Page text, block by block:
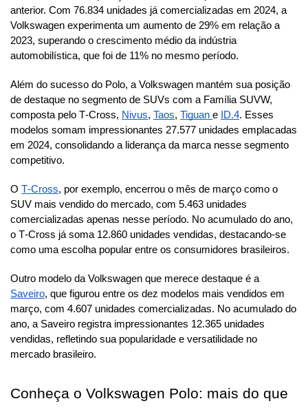
anterior. Com 76.834 unidades já comercializadas em 2024, a
Volkswagen experimenta um aumento de 29% em relação a
2023, superando o crescimento médio da indústria
automobilística, que foi de 11% no mesmo período.
Além do sucesso do Polo, a Volkswagen mantém sua posição
de destaque no segmento de SUVs com a Família SUVW,
composta pelo T‑Cross, Nivus, Taos, Tiguan e ID.4. Esses
modelos somam impressionantes 27.577 unidades emplacadas
em 2024, consolidando a liderança da marca nesse segmento
competitivo.
O T‑Cross, por exemplo, encerrou o mês de março como o
SUV mais vendido do mercado, com 5.463 unidades
comercializadas apenas nesse período. No acumulado do ano,
o T‑Cross já soma 12.860 unidades vendidas, destacando-se
como uma escolha popular entre os consumidores brasileiros.
Saveiro, que figurou entre os dez modelos mais vendidos em
março, com 4.607 unidades comercializadas. No acumulado do
ano, a Saveiro registra impressionantes 12.365 unidades
vendidas, refletindo sua popularidade e versatilidade no
mercado brasileiro.
Conheça o Volkswagen Polo: mais do que